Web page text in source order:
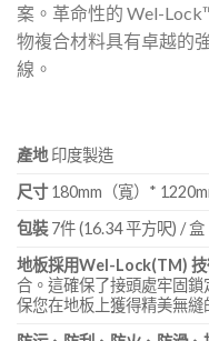
案。革命性的 Wel-
物複合材料具有卓越的
線。
產地印度製造
尺寸180mm（寬）*
包裝7件 (16.34 平方呎) / 盒
地板採用Wel-Lock(TM)
合。這確保了接頭處牢固
保您在地板上獲得精美無縫